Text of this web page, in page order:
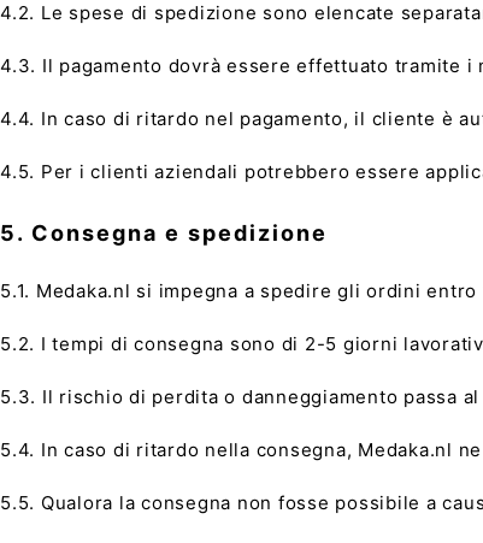
4.2. Le spese di spedizione sono elencate
4.3. Il pagamento dovrà essere effettuato tramite
4.4. In caso di ritardo nel pagamento, il cliente è
4.5. Per i clienti aziendali potrebbero essere
5. Consegna e spedizione
5.1. Medaka.nl si impegna a spedire gli ordini
5.2. I tempi di consegna sono di 2-5 giorni
5.3. Il rischio di perdita o danneggiamento passa
5.4. In caso di ritardo nella consegna, Medaka.nl
5.5. Qualora la consegna non fosse possibile a